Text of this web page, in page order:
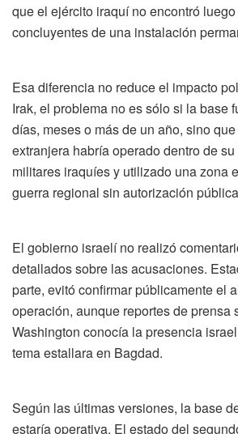
que el ejército iraquí no encontró
concluyentes de una instalación
Esa diferencia no reduce el impacto
Irak, el problema no es sólo si la base
días, meses o más de un año, sino
extranjera habría operado dentro de
militares iraquíes y utilizado una zona
guerra regional sin autorización
El gobierno israelí no realizó
detallados sobre las acusaciones.
parte, evitó confirmar públicamente el
operación, aunque reportes de prensa
Washington conocía la presencia
tema estallara en Bagdad.
Según las últimas versiones, la base
estaría operativa. El estado del